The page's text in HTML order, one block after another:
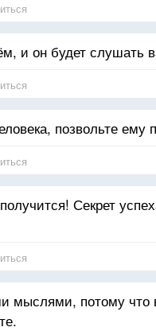
и он будет слушать
позвольте ему
Секрет
мыслями, потому что